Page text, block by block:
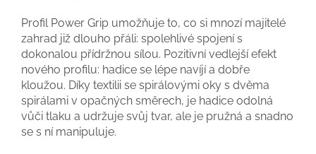
Profil Power Grip umožňuje to, co si mnozí majitelé
zahrad již dlouho přáli: spolehlivé spojení s
dokonalou přídržnou sílou. Pozitivní vedlejší efekt
nového profilu: hadice se lépe navíjí a dobře
kloužou. Díky textilii se spirálovými oky s dvěma
spirálami v opačných směrech, je hadice odolná
vůči tlaku a udržuje svůj tvar, ale je pružná a snadno
se s ní manipuluje.